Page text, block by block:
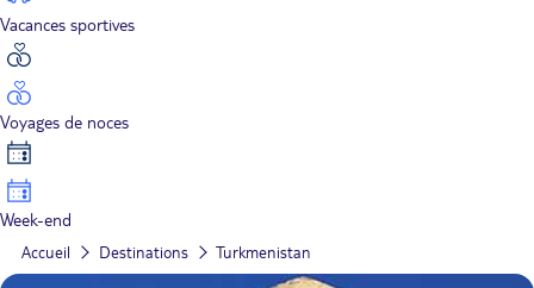
Vacances sportives
Voyages de noces
Week-end
Accueil Destinations Turkmenistan